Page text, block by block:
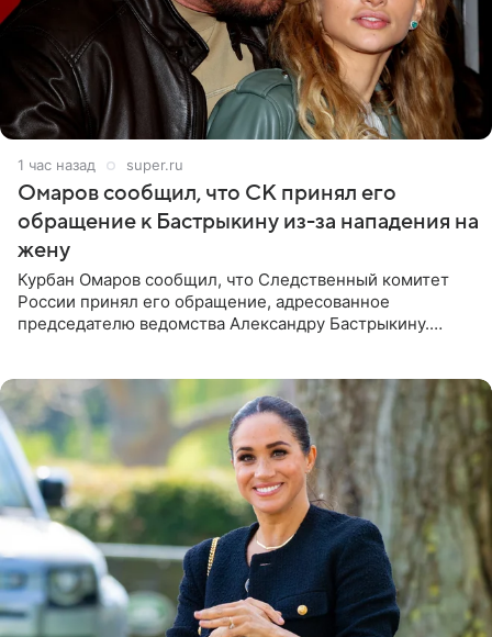
1 час назад super.ru
Омаров сообщил, что СК принял его
обращение к Бастрыкину из-за нападения на
жену
Курбан Омаров сообщил, что Следственный комитет
России принял его обращение, адресованное
председателю ведомства Александру Бастрыкину.